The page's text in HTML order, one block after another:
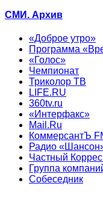
СМИ. Архив
«Доброе утро»
Программа
«Голос»
Чемпионат
Триколор ТВ
LIFE.RU
360tv.ru
«Интерфакс»
Mail.Ru
КоммерсантЪ
Радио
Частный
Группа
Собеседник